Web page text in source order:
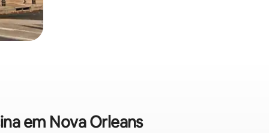
em Nova Orleans